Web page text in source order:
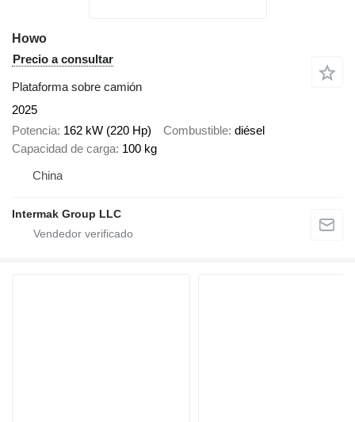
Howo
Precio a consultar
Plataforma sobre camión
2025
Potencia 162 kW (220 Hp) Combustible diésel
Capacidad de carga 100 kg
China
Intermak Group LLC